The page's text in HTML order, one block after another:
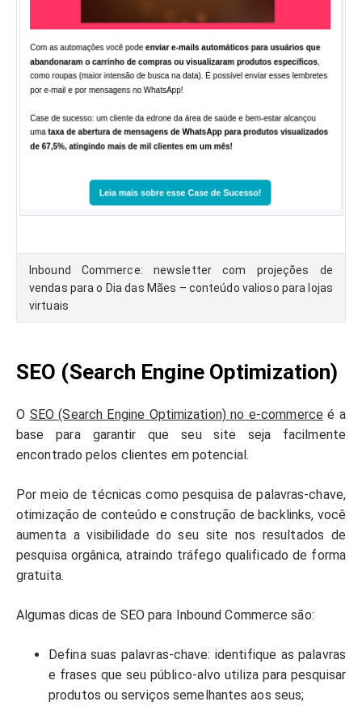
Inbound Commerce: newsletter com projeções de
vendas para o Dia das Mães – conteúdo valioso para lojas
virtuais
SEO (Search Engine Optimization)
O SEO (Search Engine Optimization) no e-commerceé a
base para garantir que seu site seja facilmente
encontrado pelos clientes em potencial.
Por meio de técnicas como pesquisa de palavras-chave,
otimização de conteúdo e construção de backlinks, você
aumenta a visibilidade do seu site nos resultados de
pesquisa orgânica, atraindo tráfego qualificado de forma
gratuita.
Algumas dicas de SEO para Inbound Commerce são:
Defina suas palavras-chave: identifique as palavras
e frases que seu público-alvo utiliza para pesquisar
produtos ou serviços semelhantes aos seus;